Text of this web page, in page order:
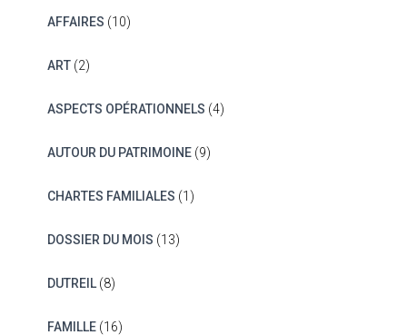
AFFAIRES (10)
ART(2)
ASPECTS OPÉRATIONNELS (4)
AUTOUR DU PATRIMOINE(9)
CHARTES FAMILIALES (1)
DOSSIER DU MOIS (13)
DUTREIL(8)
FAMILLE(16)